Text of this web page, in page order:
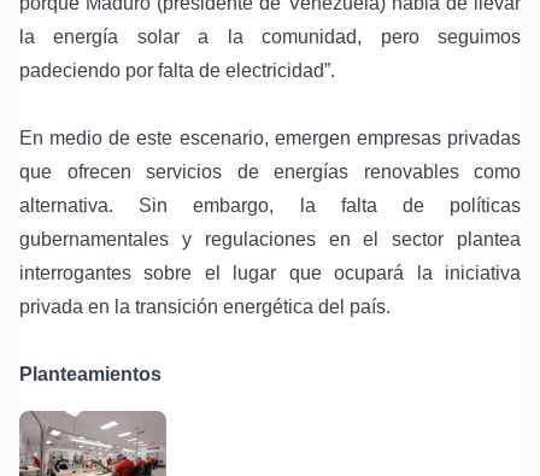
la energía solar a la comunidad, pero seguimos
padeciendo por falta de electricidad”.
En medio de este escenario, emergen empresas privadas
que ofrecen servicios de energías renovables como
alternativa. Sin embargo, la falta de políticas
gubernamentales y regulaciones en el sector plantea
interrogantes sobre el lugar que ocupará la iniciativa
privada en la transición energética del país.
Planteamientos